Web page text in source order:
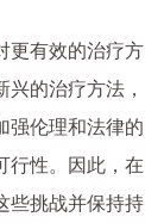
更有效的治疗方
的治疗方法，
强伦理和法律的
行性。因此，在
些挑战并保持持